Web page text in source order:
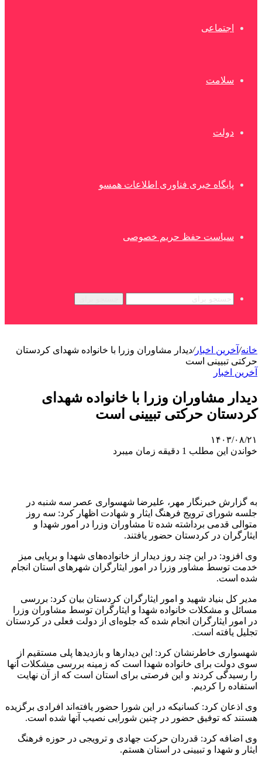
اجتماعی
سلامت
دولت
پایگاه خبری فناوری اطلاعات همسو
سیاست حفظ حریم خصوصی
خانه/ آخرین اخبار/دیدار مشاوران وزرا با خانواده شهدای کردستان
حرکتی تبیینی است
آخرین اخبار
دیدار مشاوران وزرا با خانواده شهدای
کردستان حرکتی تبیینی است
۱۴۰۳/۰۸/۲۱
خواندن این مطلب 1 دقیقه زمان میبرد
به گزارش خبرنگار مهر، علیرضا شهسواری عصر سه شنبه در
جلسه شورای ترویج فرهنگ ایثار و شهادت اظهار کرد: سه روز
متوالی قدمی برداشته شده تا مشاوران وزرا در امور شهدا و
ایثارگران در کردستان حضور یافتند.
وی افزود: در این چند روز دیدار از خانواده‌های شهدا و برپایی میز
خدمت توسط مشاور وزرا در امور ایثارگران شهرهای استان انجام
شده است.
مدیر کل بنیاد شهید و امور ایثارگران کردستان بیان کرد: بررسی
مسائل و مشکلات خانواده شهدا و ایثارگران توسط مشاوران وزرا
در امور ایثارگران انجام شده که جلوه‌ای از دولت فعلی در کردستان
تجلیل یافته است.
شهسواری خاطرنشان کرد: این دیدارها و بازدیدها پلی مستقیم از
سوی دولت برای خانواده شهدا است که زمینه بررسی مشکلات آنها
را رسیدگی کردند و این فرصتی برای استان است که از آن نهایت
استفاده را کردیم.
وی اذعان کرد: کسانیکه در این شورا حضور یافته‌اند افرادی برگزیده
هستند که توفیق حضور در چنین شورایی نصیب آنها شده است.
وی اضافه کرد: قدردان حرکت جهادی و ترویجی در حوزه فرهنگ
ایثار و شهدا و تبیینی در استان هستم.